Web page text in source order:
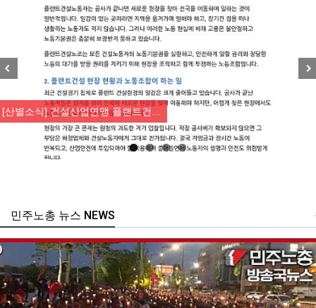
[산별소식] 건설산업연맹 플랜트건…
주노총 뉴스 NEWS